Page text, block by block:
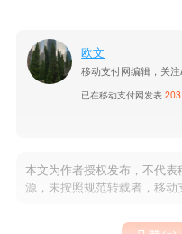
欧文
移动支付网编辑，关注
已在移动支付网发表203
本文为作者授权发布，不代
源，未按照规范转载者，移动